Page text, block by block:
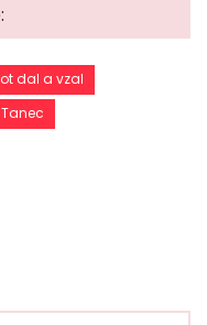
dal a vzal
Tanec